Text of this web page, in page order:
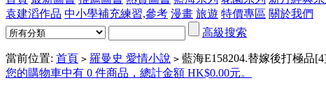
袁建滔作品 中小學補充練習,參考 漫畫 旅遊 特價專區 關於我們
高級搜索
當前位置: 首頁 > 羅曼史 愛情小說 > 藍海E158204.替嫁後打極品
您的購物車中有 0 件商品，總計金額 HK$0.00元。